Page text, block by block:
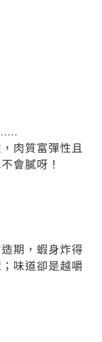
肉質富彈性且
會膩呀！
期，蝦身炸得
味道卻是越嚼